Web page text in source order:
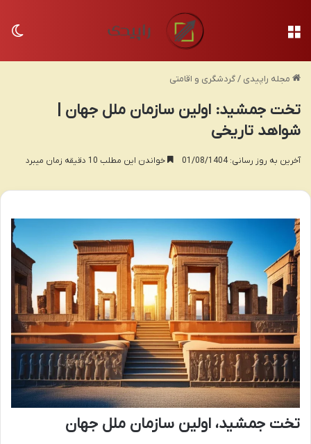
مجله راپیدی /گردشگری و اقامتی
تخت جمشید: اولین سازمان ملل جهان |
شواهد تاریخی
آخرین به روز رسانی: 01/08/1404 خواندن این مطلب 10 دقیقه زمان میبرد
تخت جمشید، اولین سازمان ملل جهان